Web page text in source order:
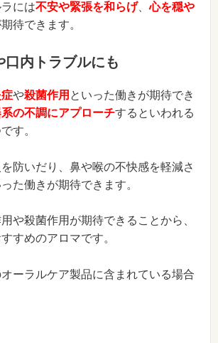
には不安や緊張を和らげ、心を穏や
待できます。
口内トラブルにも
や殺菌作用 といった働きが期待でき
の不調にアプローチするといわれる
す。
防いだり、鼻や喉の不快感を軽減さ
た働きが期待できます。
や殺菌作用が期待できることから、
すめのアロマです。
ーラルケア製品に含まれている場合